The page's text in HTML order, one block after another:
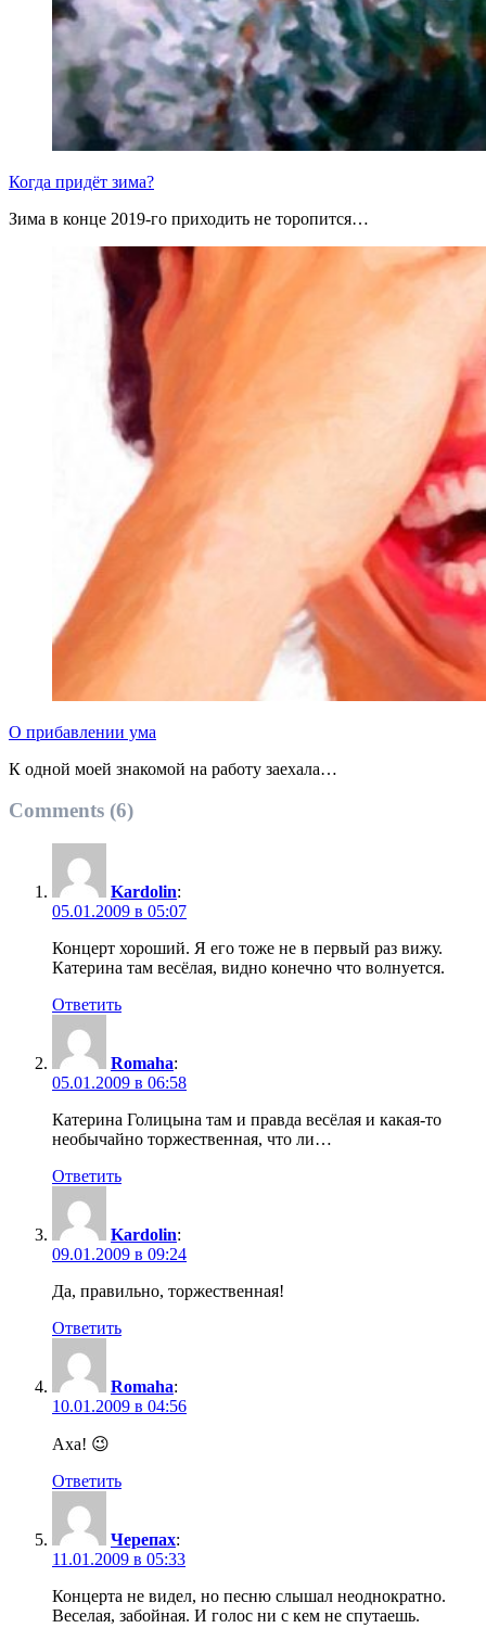
Когда придёт зима?
Зима в конце 2019-го приходить не торопится…
О прибавлении ума
К одной моей знакомой на работу заехала…
Comments (6)
Kardolin:
05.01.2009 в 05:07
Концерт хороший. Я его тоже не в первый раз вижу.
Катерина там весёлая, видно конечно что волнуется.
Ответить
Romaha:
05.01.2009 в 06:58
Катерина Голицына там и правда весёлая и какая-то
необычайно торжественная, что ли…
Ответить
Kardolin:
09.01.2009 в 09:24
Да, правильно, торжественная!
Ответить
Romaha:
10.01.2009 в 04:56
Аха! 😉
Ответить
Черепах:
11.01.2009 в 05:33
Концерта не видел, но песню слышал неоднократно.
Веселая, забойная. И голос ни с кем не спутаешь.